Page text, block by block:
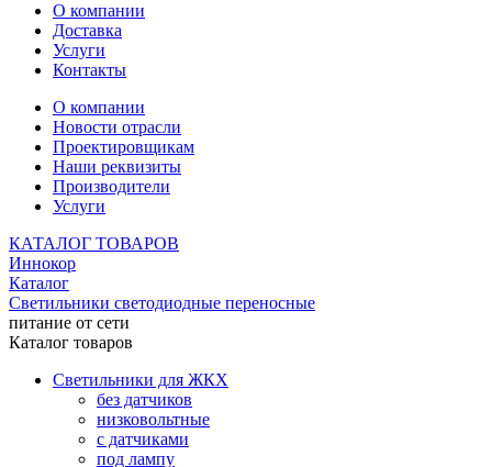
О компании
Доставка
Услуги
Контакты
О компании
Новости отрасли
Проектировщикам
Наши реквизиты
Производители
Услуги
КАТАЛОГ ТОВАРОВ
Иннокор
Каталог
Светильники светодиодные переносные
питание от сети
Каталог товаров
Светильники для ЖКХ
без датчиков
низковольтные
с датчиками
под лампу